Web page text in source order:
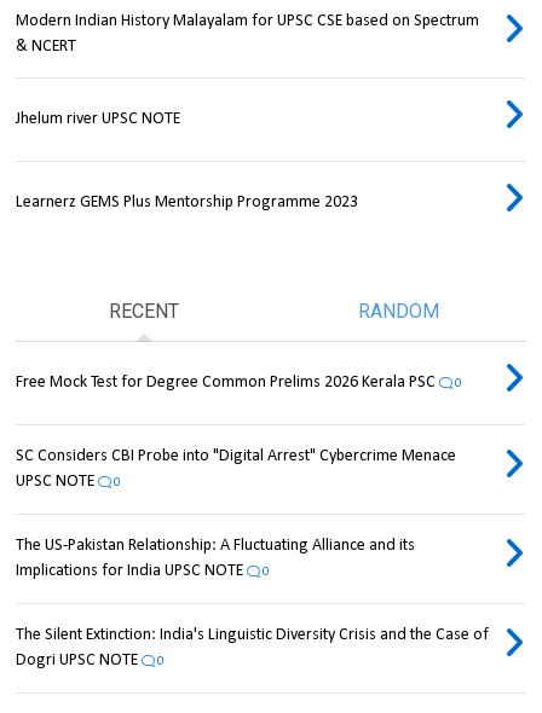
Modern Indian History Malayalam for UPSC CSE based on Spectrum
& NCERT
Jhelum river UPSC NOTE
Learnerz GEMS Plus Mentorship Programme 2023
RECENT RANDOM
Free Mock Test for Degree Common Prelims 2026 Kerala PSC 0
SC Considers CBI Probe into "Digital Arrest" Cybercrime Menace
UPSC NOTE
0
The US-Pakistan Relationship: A Fluctuating Alliance and its
Implications for India UPSC NOTE
0
The Silent Extinction: India's Linguistic Diversity Crisis and the Case of
Dogri UPSC NOTE
0